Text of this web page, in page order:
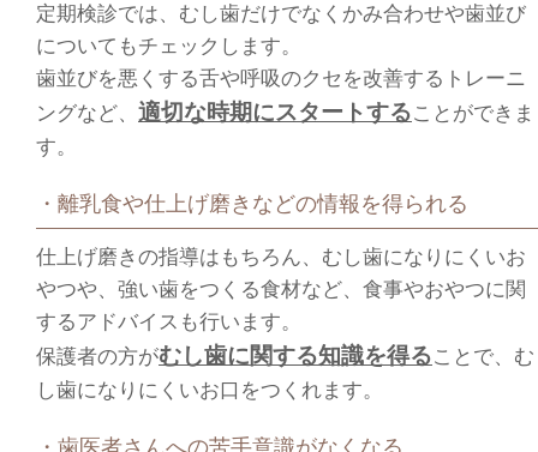
定期検診では、むし歯だけでなくかみ合わせや歯並び
についてもチェックします。
歯並びを悪くする舌や呼吸のクセを改善するトレーニ
ングなど、 適切な時期にスタートすることができま
す。
・離乳食や仕上げ磨きなどの情報を得られる
仕上げ磨きの指導はもちろん、むし歯になりにくいお
やつや、強い歯をつくる食材など、食事やおやつに関
するアドバイスも行います。
保護者の方がむし歯に関する知識を得ることで、む
し歯になりにくいお口をつくれます。
・歯医者さんへの苦手意識がなくなる